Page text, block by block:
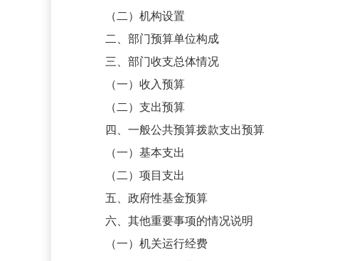
（二）机构设置
二、部门预算单位构成
三、部门收支总体情况
（一）收入预算
（二）支出预算
四、一般公共预算拨款支出预算
（一）基本支出
（二）项目支出
五、政府性基金预算
六、其他重要事项的情况说明
（一）机关运行经费